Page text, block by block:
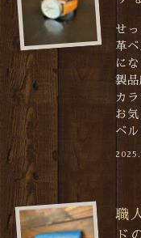
せ
革
に
製
カ
お
ベ
職